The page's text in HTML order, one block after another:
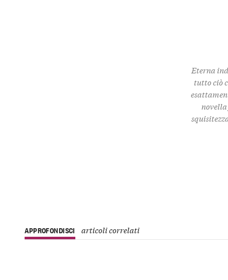
Eterna
tutto ciò
APPROFONDISCI articoli correlati